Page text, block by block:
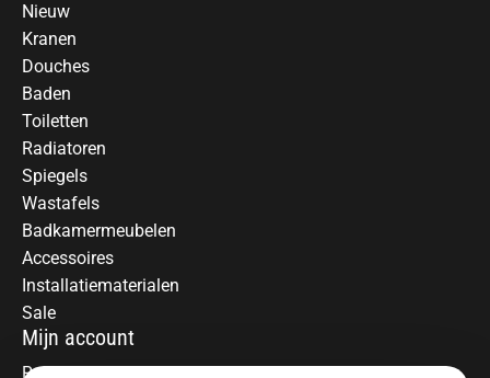
Nieuw
Kranen
Douches
Baden
Toiletten
Radiatoren
Spiegels
Wastafels
Badkamermeubelen
Accessoires
Installatiematerialen
Sale
Mijn account
Registreren